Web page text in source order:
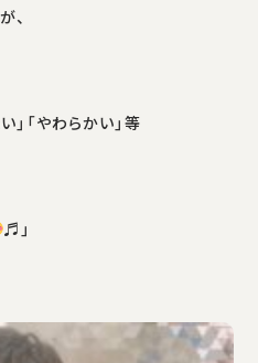
、
い」「やわらかい」等
♬」